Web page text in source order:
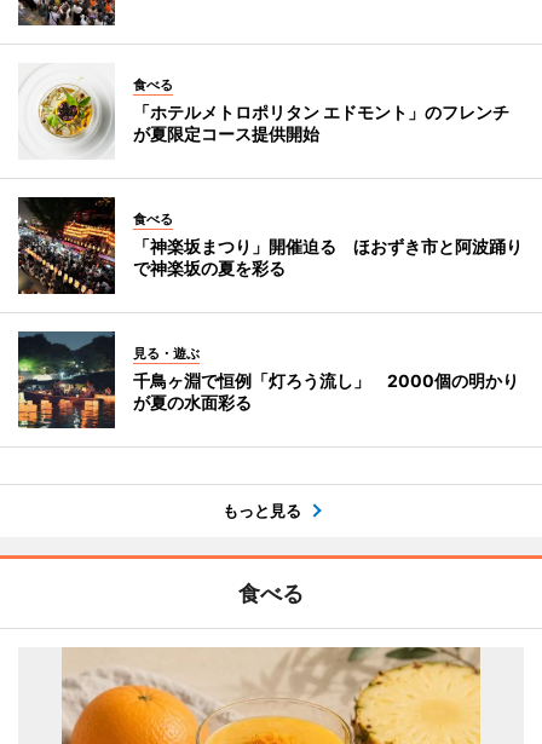
食べる
「ホテルメトロポリタン エドモント」のフレンチ
が夏限定コース提供開始
食べる
「神楽坂まつり」開催迫る ほおずき市と阿波踊り
で神楽坂の夏を彩る
見る・遊ぶ
千鳥ヶ淵で恒例「灯ろう流し」 2000個の明かり
が夏の水面彩る
もっと見る
食べる